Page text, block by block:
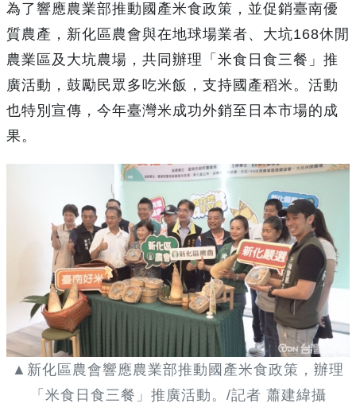
為了響應農業部推動國產米食政策，並促銷臺南優
質農產，新化區農會與在地球場業者、大坑168休閒
農業區及大坑農場，共同辦理「米食日食三餐」推
廣活動，鼓勵民眾多吃米飯，支持國產稻米。活動
也特別宣傳，今年臺灣米成功外銷至日本市場的成
果。
▲新化區農會響應農業部推動國產米食政策，辦理
「米食日食三餐」推廣活動。/記者 蕭建緯攝